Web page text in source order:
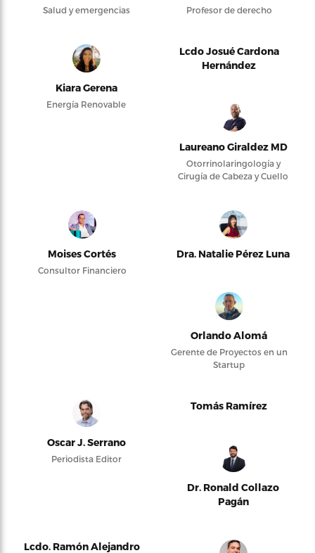
Salud y emergencias Profesor de derecho
Kiara Gerena
Energía Renovable
Lcdo Josué Cardona
Hernández
Laureano Giraldez MD
Otorrinolaringología y
Cirugía de Cabeza y Cuello
Moises Cortés
Consultor Financiero
Dra. Natalie Pérez Luna
Orlando Alomá
Gerente de Proyectos en un
Startup
Oscar J. Serrano
Periodista Editor
Tomás Ramírez
Dr. Ronald Collazo
Pagán
Lcdo. Ramón Alejandro